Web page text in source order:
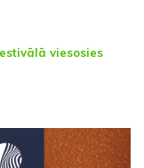
viesosies